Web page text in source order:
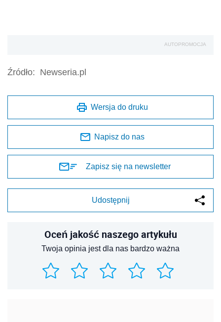
AUTOPROMOCJA
Źródło: Newseria.pl
Wersja do druku
Napisz do nas
Zapisz się na newsletter
Udostępnij
Oceń jakość naszego artykułu
Twoja opinia jest dla nas bardzo ważna